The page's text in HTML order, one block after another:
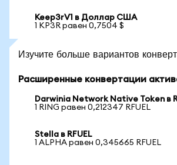
Keep3rV1 в Доллар США
1 KP3R равен 0,7504 $
Изучите больше вариантов
Расширенные конвертации
Darwinia Network Native Token в
1 RING равен 0,212347 RFUEL
Stella в RFUEL
1 ALPHA равен 0,345665 RFUEL